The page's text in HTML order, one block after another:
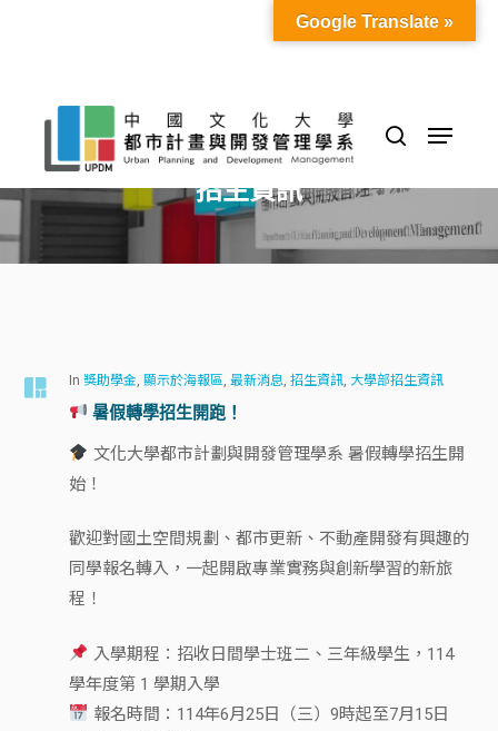
content
search
Menu
Category
招生資訊
In獎助學金 ,顯示於海報區 ,最新消息 ,招生資訊 大學部招生資訊
暑假轉學招生開跑！
文化大學都市計劃與開發管理學系 暑假轉學招生開
始！
歡迎對國土空間規劃、都市更新、不動產開發有興趣的
同學報名轉入，一起開啟專業實務與創新學習的新旅
程！
入學期程：招收日間學士班二、三年級學生，114
學年度第 1 學期入學
報名時間：114年6月25日（三）9時起至7月15日
Google Translate »